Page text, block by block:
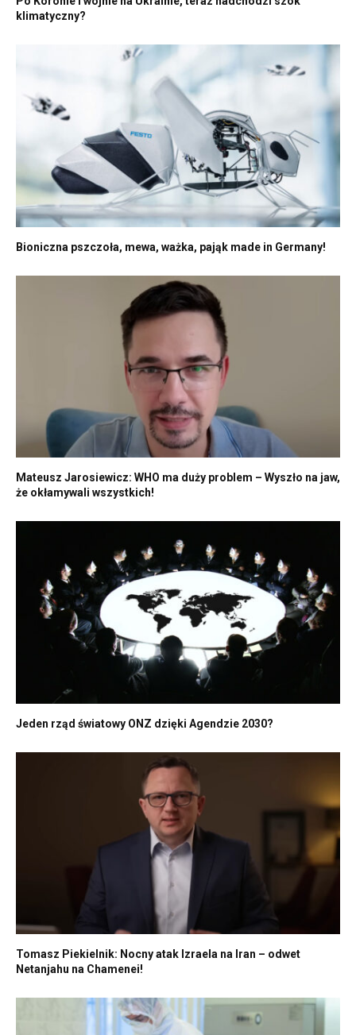
klimatyczny?
Bioniczna pszczoła, mewa, ważka, pająk made in Germany!
Mateusz Jarosiewicz: WHO ma duży problem – Wyszło na jaw,
że okłamywali wszystkich!
Jeden rząd światowy ONZ dzięki Agendzie 2030?
Tomasz Piekielnik: Nocny atak Izraela na Iran – odwet
Netanjahu na Chamenei!